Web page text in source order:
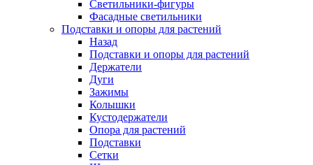
Светильники-фигуры
Фасадные светильники
Подставки и опоры для растений
Назад
Подставки и опоры для растений
Держатели
Дуги
Зажимы
Колышки
Кустодержатели
Опора для растений
Подставки
Сетки